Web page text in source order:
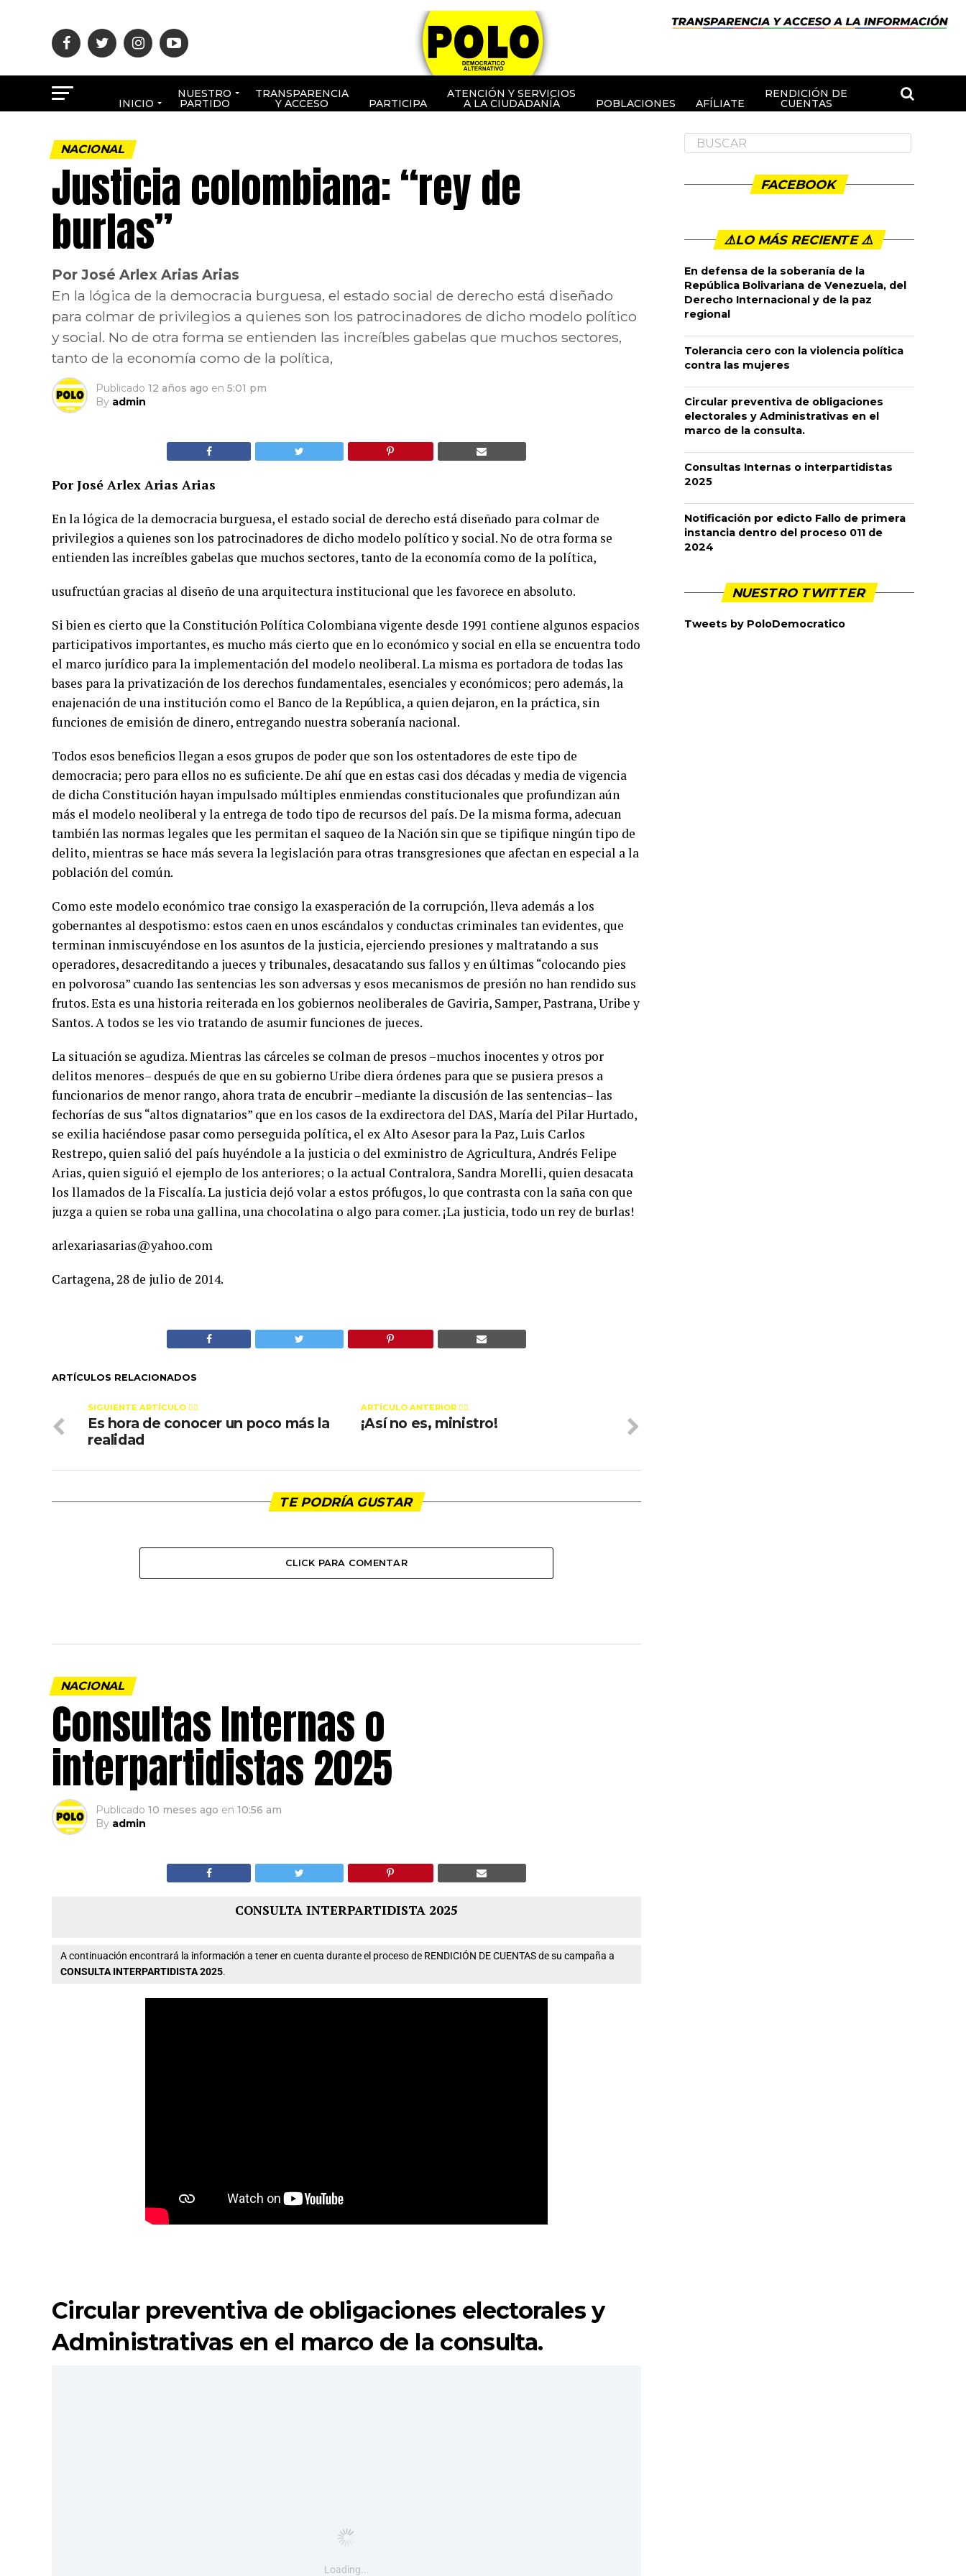
INICIO
NUESTRO
PARTIDO
TRANSPARENCIA
Y ACCESO PARTICIPA
ATENCIÓN Y SERVICIOS
A LA CIUDADANÍA POBLACIONES AFÍLIATE
RENDICIÓN DE
CUENTAS
NACIONAL
Justicia colombiana: “rey de
burlas”
Por José Arlex Arias Arias
En la lógica de la democracia burguesa, el estado social de derecho está diseñado
para colmar de privilegios a quienes son los patrocinadores de dicho modelo político
y social. No de otra forma se entienden las increíbles gabelas que muchos sectores,
tanto de la economía como de la política,
Publicado 12 años ago en 5:01 pm
By admin
Por José Arlex Arias Arias
En la lógica de la democracia burguesa, el estado social de derecho está diseñado para colmar de
privilegios a quienes son los patrocinadores de dicho modelo político y social. No de otra forma se
entienden las increíbles gabelas que muchos sectores, tanto de la economía como de la política,
usufructúan gracias al diseño de una arquitectura institucional que les favorece en absoluto.
Si bien es cierto que la Constitución Política Colombiana vigente desde 1991 contiene algunos espacios
participativos importantes, es mucho más cierto que en lo económico y social en ella se encuentra todo
el marco jurídico para la implementación del modelo neoliberal. La misma es portadora de todas las
bases para la privatización de los derechos fundamentales, esenciales y económicos; pero además, la
enajenación de una institución como el Banco de la República, a quien dejaron, en la práctica, sin
funciones de emisión de dinero, entregando nuestra soberanía nacional.
Todos esos beneficios llegan a esos grupos de poder que son los ostentadores de este tipo de
democracia; pero para ellos no es suficiente. De ahí que en estas casi dos décadas y media de vigencia
de dicha Constitución hayan impulsado múltiples enmiendas constitucionales que profundizan aún
más el modelo neoliberal y la entrega de todo tipo de recursos del país. De la misma forma, adecuan
también las normas legales que les permitan el saqueo de la Nación sin que se tipifique ningún tipo de
delito, mientras se hace más severa la legislación para otras transgresiones que afectan en especial a la
población del común.
Como este modelo económico trae consigo la exasperación de la corrupción, lleva además a los
gobernantes al despotismo: estos caen en unos escándalos y conductas criminales tan evidentes, que
terminan inmiscuyéndose en los asuntos de la justicia, ejerciendo presiones y maltratando a sus
operadores, desacreditando a jueces y tribunales, desacatando sus fallos y en últimas “colocando pies
en polvorosa” cuando las sentencias les son adversas y esos mecanismos de presión no han rendido sus
frutos. Esta es una historia reiterada en los gobiernos neoliberales de Gaviria, Samper, Pastrana, Uribe y
Santos. A todos se les vio tratando de asumir funciones de jueces.
La situación se agudiza. Mientras las cárceles se colman de presos –muchos inocentes y otros por
delitos menores– después de que en su gobierno Uribe diera órdenes para que se pusiera presos a
funcionarios de menor rango, ahora trata de encubrir –mediante la discusión de las sentencias– las
fechorías de sus “altos dignatarios” que en los casos de la exdirectora del DAS, María del Pilar Hurtado,
se exilia haciéndose pasar como perseguida política, el ex Alto Asesor para la Paz, Luis Carlos
Restrepo, quien salió del país huyéndole a la justicia o del exministro de Agricultura, Andrés Felipe
Arias, quien siguió el ejemplo de los anteriores; o la actual Contralora, Sandra Morelli, quien desacata
los llamados de la Fiscalía. La justicia dejó volar a estos prófugos, lo que contrasta con la saña con que
juzga a quien se roba una gallina, una chocolatina o algo para comer. ¡La justicia, todo un rey de burlas!
arlexariasarias@yahoo.com
Cartagena, 28 de julio de 2014.
ARTÍCULOS RELACIONADOS
ARTÍCULO ANTERIOR 👉🏻
¡Así no es, ministro!
SIGUIENTE ARTÍCULO 👈🏻
Es hora de conocer un poco más la
realidad
TE PODRÍA GUSTAR
CLICK PARA COMENTAR
NACIONAL
Consultas Internas o
interpartidistas 2025
Publicado 10 meses ago en 10:56 am
By admin
CONSULTA INTERPARTIDISTA 2025
A continuación encontrará la información a tener en cuenta durante el proceso de RENDICIÓN DE CUENTAS de su campaña a
CONSULTA INTERPARTIDISTA 2025.
Circular preventiva de obligaciones electorales y
Administrativas en el marco de la consulta.
Loading...
FACEBOOK
⚠️LO MÁS RECIENTE ⚠️️
En defensa de la soberanía de la
República Bolivariana de Venezuela, del
Derecho Internacional y de la paz
regional
Tolerancia cero con la violencia política
contra las mujeres
Circular preventiva de obligaciones
electorales y Administrativas en el
marco de la consulta.
Consultas Internas o interpartidistas
2025
Notificación por edicto Fallo de primera
instancia dentro del proceso 011 de
2024
NUESTRO TWITTER
Tweets by PoloDemocratico